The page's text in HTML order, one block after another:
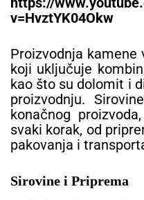
v=HvztYK04Okw
Proizvodnja
koji uključuje
kao što su dolomit i
proizvodnju.
konačnog
svaki korak, od
pakovanja i
Sirovine i Priprema